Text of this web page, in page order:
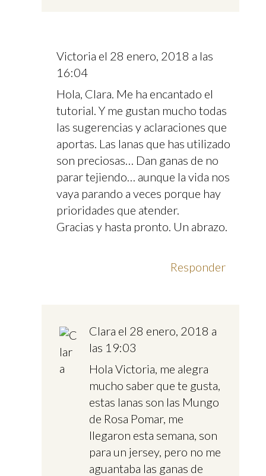
Victoria el 28 enero, 2018 a las
16:04
Hola, Clara. Me ha encantado el
tutorial. Y me gustan mucho todas
las sugerencias y aclaraciones que
aportas. Las lanas que has utilizado
son preciosas… Dan ganas de no
parar tejiendo… aunque la vida nos
vaya parando a veces porque hay
prioridades que atender.
Gracias y hasta pronto. Un abrazo.
Responder
Clara el 28 enero, 2018 a
las 19:03
Hola Victoria, me alegra
mucho saber que te gusta,
estas lanas son las Mungo
de Rosa Pomar, me
llegaron esta semana, son
para un jersey, pero no me
aguantaba las ganas de